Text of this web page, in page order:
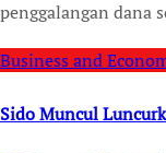
penggalangan dana
Business and
Sido Muncul